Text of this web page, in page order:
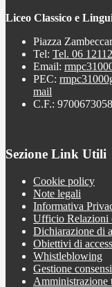
Liceo Classico e
Piazza
Tel: Tel. 06
Email:
PEC:
mail
C.F.:
Sezione Link Utili
Cookie policy
Note legali
Informativa
Ufficio Relazioni
Dichiarazione di
Obiettivi di
Whistleblowing
Gestione
Amministrazione